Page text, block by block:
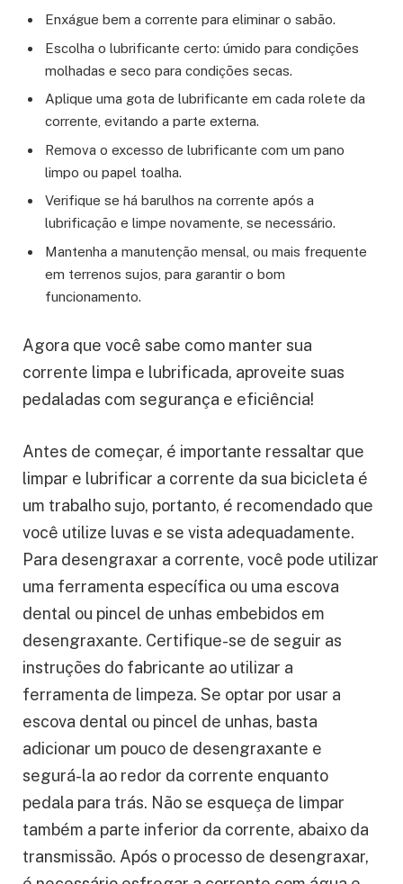
Enxágue bem a corrente para eliminar o sabão.
Escolha o lubrificante certo: úmido para condições
molhadas e seco para condições secas.
Aplique uma gota de lubrificante em cada rolete da
corrente, evitando a parte externa.
Remova o excesso de lubrificante com um pano
limpo ou papel toalha.
Verifique se há barulhos na corrente após a
lubrificação e limpe novamente, se necessário.
Mantenha a manutenção mensal, ou mais frequente
em terrenos sujos, para garantir o bom
funcionamento.
Agora que você sabe como manter sua
corrente limpa e lubrificada, aproveite suas
pedaladas com segurança e eficiência!
Antes de começar, é importante ressaltar que
limpar e lubrificar a corrente da sua bicicleta é
um trabalho sujo, portanto, é recomendado que
você utilize luvas e se vista adequadamente.
Para desengraxar a corrente, você pode utilizar
uma ferramenta específica ou uma escova
dental ou pincel de unhas embebidos em
desengraxante. Certifique-se de seguir as
instruções do fabricante ao utilizar a
ferramenta de limpeza. Se optar por usar a
escova dental ou pincel de unhas, basta
adicionar um pouco de desengraxante e
segurá-la ao redor da corrente enquanto
pedala para trás. Não se esqueça de limpar
também a parte inferior da corrente, abaixo da
transmissão. Após o processo de desengraxar,